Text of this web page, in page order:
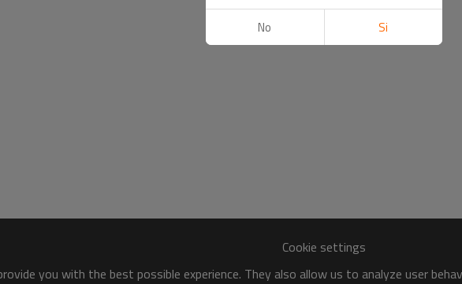
Cookie settings
you with the best possible experience. They also allow us to analyze user
No Si